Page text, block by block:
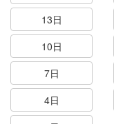
13日
10日
7日
4日